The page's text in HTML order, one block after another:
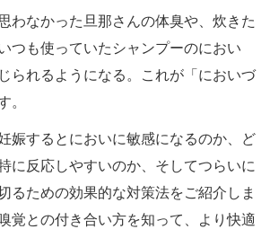
わなかった旦那さんの体臭や、炊きた
つも使っていたシャンプーのにおい
られるようになる。これが「においづ
。
娠するとにおいに敏感になるのか、ど
に反応しやすいのか、そしてつらいに
るための効果的な対策法をご紹介しま
覚との付き合い方を知って、より快適